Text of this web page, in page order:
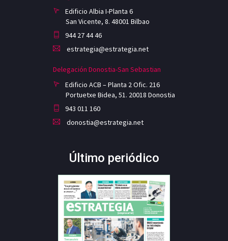
Edificio Albia I-Planta 6
San Vicente, 8. 48001 Bilbao
944 27 44 46
estrategia@estrategia.net
Delegación Donostia-San Sebastian
Edificio ACB – Planta 2 Ofic. 216
Portuetxe Bidea, 51. 20018 Donostia
943 011 160
donostia@estrategia.net
Último periódico